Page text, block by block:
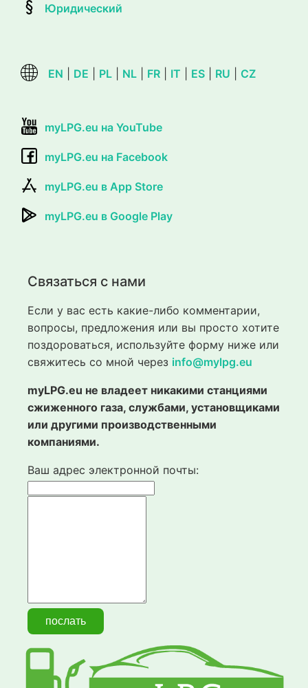
Юридический
EN DE PL NL FR IT ES RU CZ
myLPG.eu на YouTube
myLPG.eu на Facebook
myLPG.eu в App Store
myLPG.eu в Google Play
Связаться с нами
Если у вас есть какие-либо комментарии,
вопросы, предложения или вы просто хотите
поздороваться, используйте форму ниже или
свяжитесь со мной через info@mylpg.eu
myLPG.eu не владеет никакими станциями
сжиженного газа, службами, установщиками
или другими производственными
компаниями.
Ваш адрес электронной почты: